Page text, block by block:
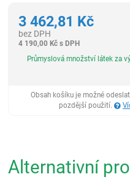
3 462,81 Kč
bez DPH
4 190,00Kč s DPH
Průmyslová množství látek za
Obsah košíku je možné
pozdější použití.
Alternativní